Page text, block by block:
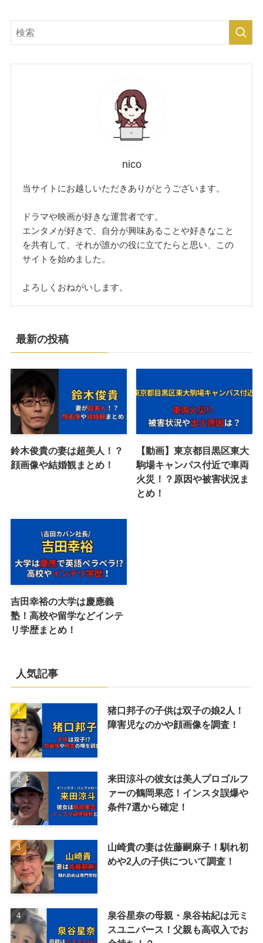
nico
当サイトにお越しいただきありがとうございます。
ドラマや映画が好きな運営者です。
エンタメが好きで、自分が興味あることや好きなこと
を共有して、それが誰かの役に立てたらと思い、この
サイトを始めました。
よろしくおねがいします。
最新の投稿
鈴木俊貴の妻は超美人！？
顔画像や結婚観まとめ！
【動画】東京都目黒区東大
駒場キャンパス付近で車両
火災！？原因や被害状況ま
とめ！
吉田幸裕の大学は慶應義
塾！高校や留学などインテ
リ学歴まとめ！
人気記事
猪口邦子の子供は双子の娘2人！
障害児なのかや顔画像を調査！
来田涼斗の彼女は美人プロゴルフ
ァーの鶴岡果恋！インスタ誤爆や
条件7選から確定！
山崎貴の妻は佐藤嗣麻子！馴れ初
めや2人の子供について調査！
泉谷星奈の母親・泉谷祐紀は元ミ
スユニバース！父親も高収入でお